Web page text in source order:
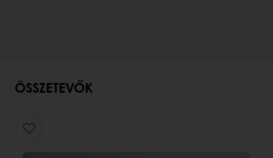
ÖSSZETEVŐK